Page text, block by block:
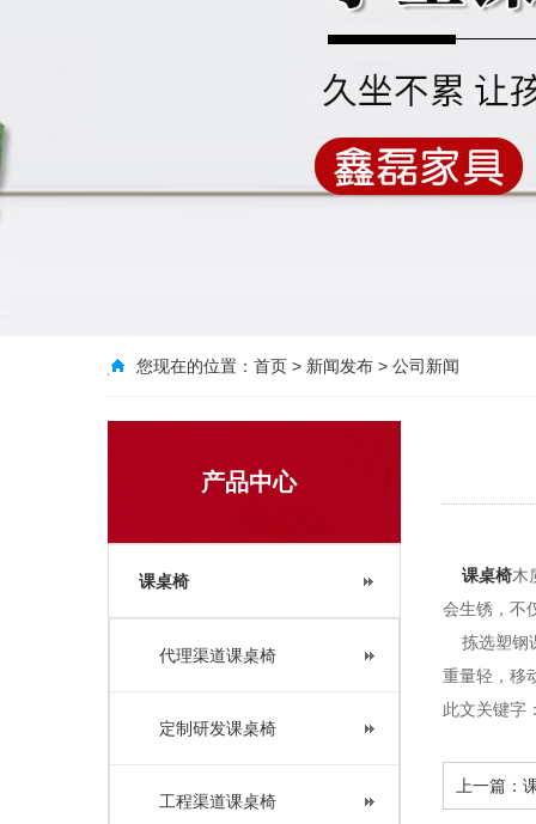
您现在的位置： 首页 > 新闻发布 > 公司新闻
产品中心
课桌椅
代理渠道课桌椅
定制研发课桌椅
工程渠道课桌椅
课桌椅木
会生锈，不
拣选塑钢
重量轻，移
此文关键字
上一篇：